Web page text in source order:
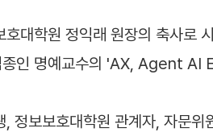
대학원 정익래 원장의 축사로
종인 명예교수의 'AX, Agent
정보보호대학원 관계자, 자문위